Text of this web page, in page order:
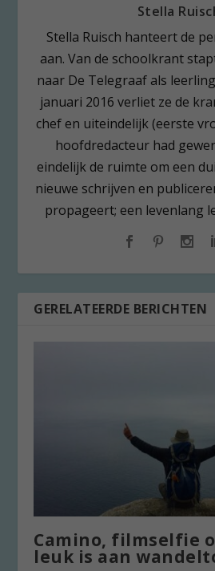
Stella
Stella Ruisch hanteert de
aan. Van de schoolkrant
naar De Telegraaf als
januari 2016 verliet ze de
chef en uiteindelijk (eerste
hoofdredacteur had
eindelijk de ruimte om een
nieuwe schrijven en
propageert; een levenlang
GERELATEERDE BERICHTEN
Camino, filmselfie
leuk is aan